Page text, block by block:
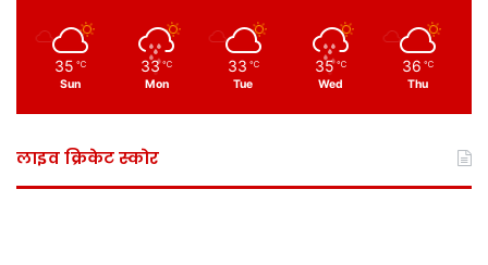
35 ℃
Sun
33 ℃
Mon
33 ℃
Tue
35 ℃
Wed
36 ℃
Thu
लाइव क्रिकेट स्कोर